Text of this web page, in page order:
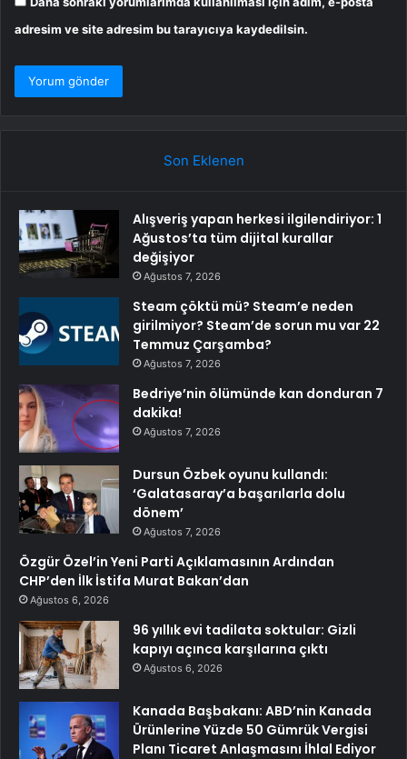
adresim ve site adresim bu tarayıcıya kaydedilsin.
Son Eklenen
Alışveriş yapan herkesi ilgilendiriyor: 1
Ağustos’ta tüm dijital kurallar
değişiyor
Ağustos 7, 2026
Steam çöktü mü? Steam’e neden
girilmiyor? Steam’de sorun mu var 22
Temmuz Çarşamba?
Ağustos 7, 2026
Bedriye’nin ölümünde kan donduran 7
dakika!
Ağustos 7, 2026
Dursun Özbek oyunu kullandı:
‘Galatasaray’a başarılarla dolu
dönem’
Ağustos 7, 2026
Özgür Özel’in Yeni Parti Açıklamasının Ardından
CHP’den İlk İstifa Murat Bakan’dan
Ağustos 6, 2026
96 yıllık evi tadilata soktular: Gizli
kapıyı açınca karşılarına çıktı
Ağustos 6, 2026
Kanada Başbakanı: ABD’nin Kanada
Ürünlerine Yüzde 50 Gümrük Vergisi
Planı Ticaret Anlaşmasını İhlal Ediyor